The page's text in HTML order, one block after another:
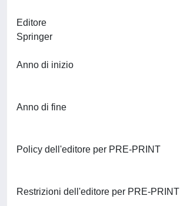
Editore
Anno di inizio
Anno di fine
Policy dell'editore per PRE-PRINT
Restrizioni dell'editore per PRE-PRINT